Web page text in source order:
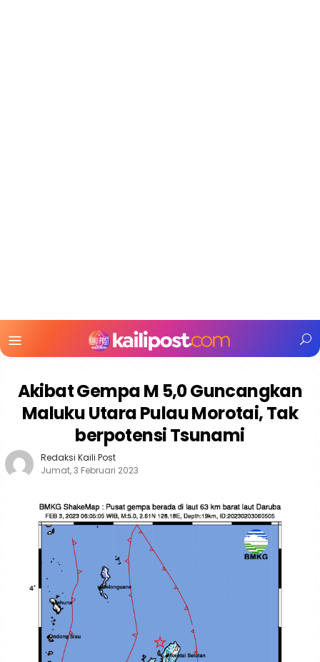
Mobile
Akibat Gempa M 5,0 Guncangkan
Maluku Utara Pulau Morotai, Tak
berpotensi Tsunami
Redaksi Kaili Post
Jumat, 3 Februari 2023